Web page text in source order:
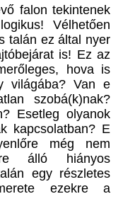
falon tekintenek
Vélhetően
talán ez által nyer
is! Ez az
hova is
világába? Van e
szobá(k)nak?
Esetleg olyanok
kapcsolatban? E
még nem
álló hiányos
egy részletes
ezekre a